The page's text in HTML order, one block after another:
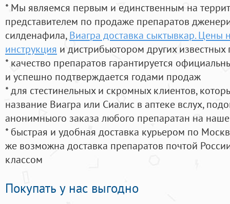
* Мы являемся первым и единственным на
представителем по продаже препаратов
силденафила, Виагра доставка сыктывкар. Цены
инструкция и дистрибьютором других известных
* качество препаратов гарантируется
и успешно подтверждается годами продаж
* для стестинельных и скромных клиентов,
название Виагра или Сиалис в аптеке вслух,
анонимныого заказа любого препаратан на
* быстрая и удобная доставка курьером по
же возможна доставка препаратов почтой
классом
Покупать у нас выгодно